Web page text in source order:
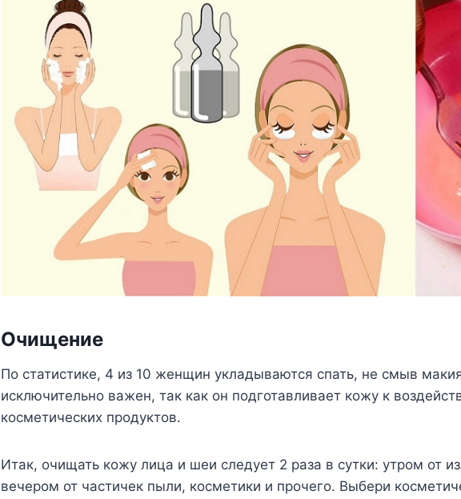
Очищение
По статистике, 4 из 10 женщин укладываются спать, не смыв
исключительно важен, так как он подготавливает кожу к
косметических продуктов.
Итак, очищать кожу лица и шеи следует 2 раза в сутки: утром от
вечером от частичек пыли, косметики и прочего. Выбери